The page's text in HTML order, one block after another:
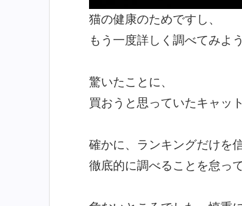
猫の健康のためですし、
もう一度詳しく調べてみよ
驚いたことに、
買おうと思っていたキャッ
確かに、ランキングだけを
徹底的に調べることを怠っ